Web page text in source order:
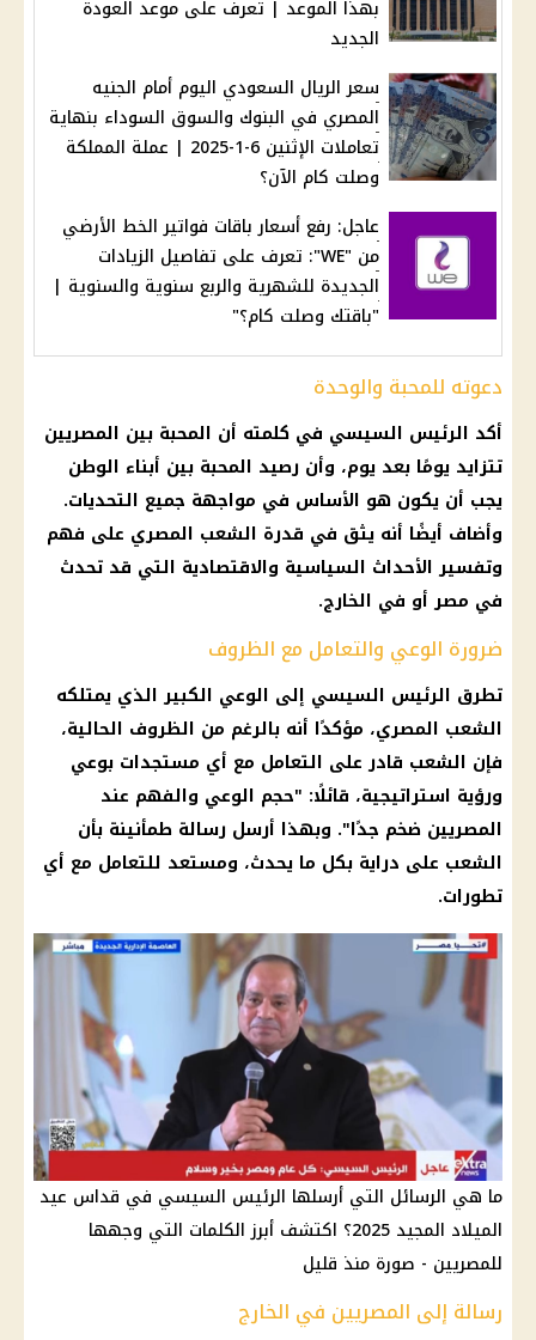
بهذا الموعد | تعرف على موعد العودة
الجديد
سعر الريال السعودي اليوم أمام الجنيه
المصري في البنوك والسوق السوداء بنهاية
تعاملات الإثنين 6-1-2025 | عملة المملكة
وصلت كام الآن؟
عاجل: رفع أسعار باقات فواتير الخط الأرضي
من "WE": تعرف على تفاصيل الزيادات
الجديدة للشهرية والربع سنوية والسنوية |
"باقتك وصلت كام؟"
دعوته للمحبة والوحدة
أكد الرئيس السيسي في كلمته أن المحبة بين المصريين
تتزايد يومًا بعد يوم، وأن رصيد المحبة بين أبناء الوطن
يجب أن يكون هو الأساس في مواجهة جميع التحديات.
وأضاف أيضًا أنه يثق في قدرة الشعب المصري على فهم
وتفسير الأحداث السياسية والاقتصادية التي قد تحدث
في مصر أو في الخارج.
ضرورة الوعي والتعامل مع الظروف
تطرق الرئيس السيسي إلى الوعي الكبير الذي يمتلكه
الشعب المصري، مؤكدًا أنه بالرغم من الظروف الحالية،
فإن الشعب قادر على التعامل مع أي مستجدات بوعي
ورؤية استراتيجية، قائلًا: "حجم الوعي والفهم عند
المصريين ضخم جدًا". وبهذا أرسل رسالة طمأنينة بأن
الشعب على دراية بكل ما يحدث، ومستعد للتعامل مع أي
تطورات.
ما هي الرسائل التي أرسلها الرئيس السيسي في قداس عيد
الميلاد المجيد 2025؟ اكتشف أبرز الكلمات التي وجهها
للمصريين - صورة منذ قليل
رسالة إلى المصريين في الخارج